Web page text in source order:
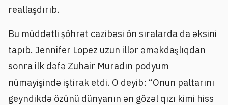
reallaşdırıb.
Bu müddətli şöhrət cazibəsi ön sıralarda da əksini
tapıb. Jennifer Lopez uzun illər əməkdaşlıqdan
sonra ilk dəfə Zuhair Muradın podyum
nümayişində iştirak etdi. O deyib: “Onun paltarını
geyndikdə özünü dünyanın ən gözəl qızı kimi hiss